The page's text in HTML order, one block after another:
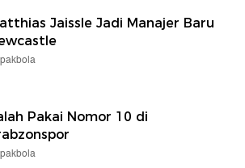
Jaissle Jadi Manajer Baru
Pakai Nomor 10 di